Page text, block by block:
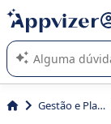
de nossa IA (várias
A IA do Appvizer
SaaS para sua
Gestão e Planejamento